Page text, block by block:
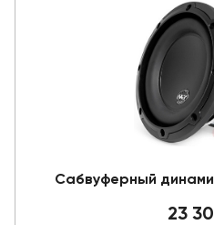
Сабвуферный
23